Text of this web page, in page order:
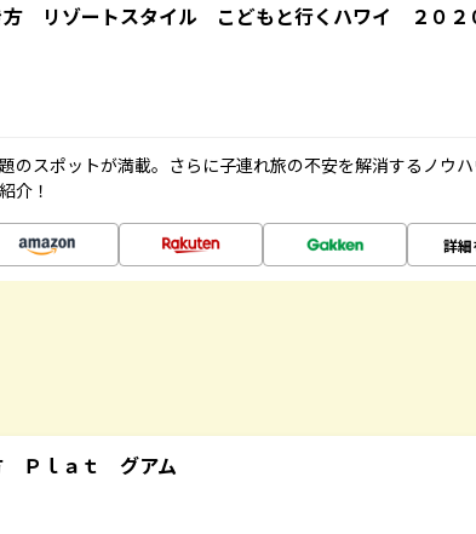
リゾートスタイル こどもと行くハワイ ２０２
のスポットが満載。さらに子連れ旅の不安を解消するノウ
介！
詳細
Ｐｌａｔ グアム